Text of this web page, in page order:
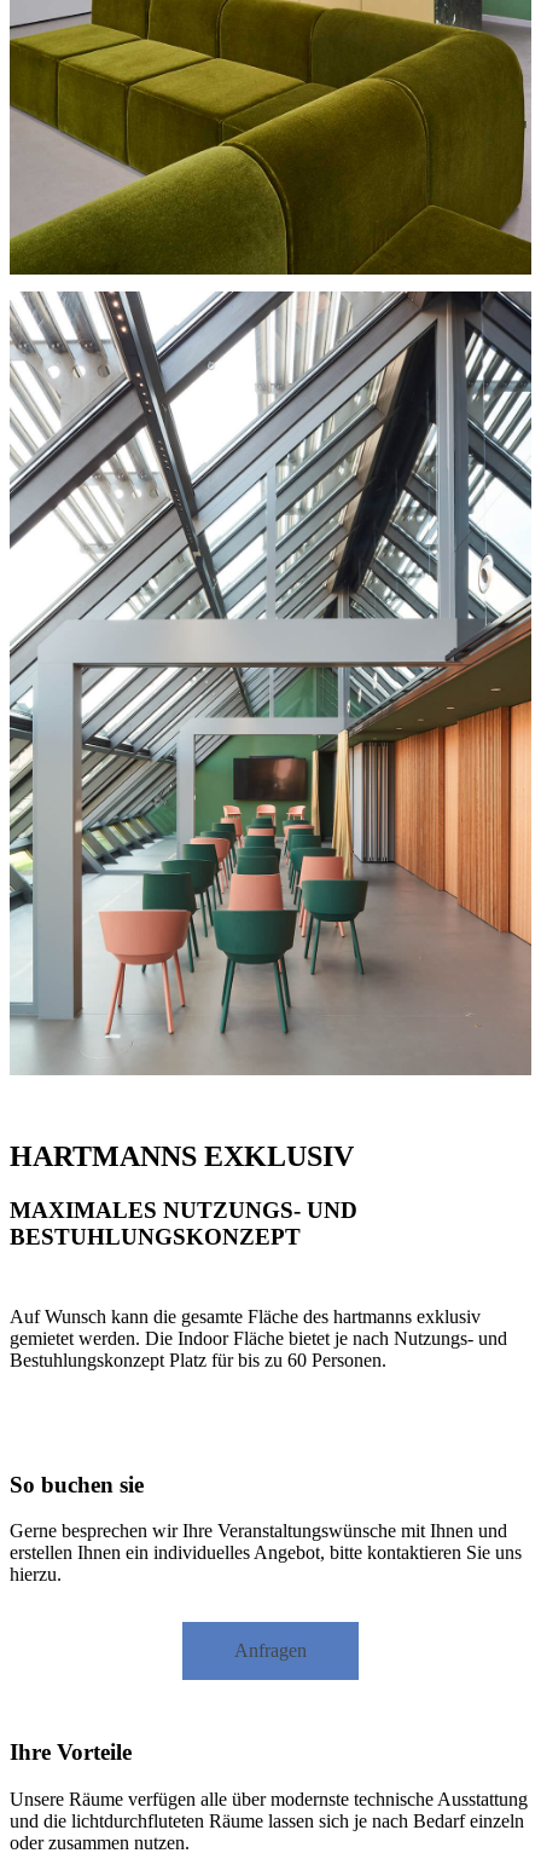
Auf Wunsch kann die gesamte Fläche des hartmanns exklusiv
gemietet werden. Die Indoor Fläche bietet je nach Nutzungs- und
Bestuhlungskonzept Platz für bis zu 60 Personen.
HARTMANNS EXKLUSIV
MAXIMALES NUTZUNGS- UND
BESTUHLUNGSKONZEPT
So buchen sie
Gerne besprechen wir Ihre Veranstaltungswünsche mit Ihnen und
erstellen Ihnen ein individuelles Angebot, bitte kontaktieren Sie uns
hierzu.
Anfragen
Ihre Vorteile
Unsere Räume verfügen alle über modernste technische Ausstattung
und die lichtdurchfluteten Räume lassen sich je nach Bedarf einzeln
oder zusammen nutzen.